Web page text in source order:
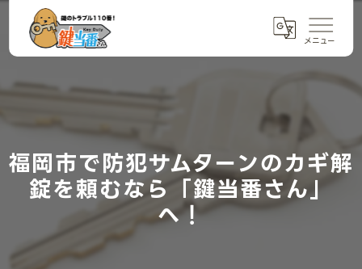
福岡市で防犯サムターンのカギ解
錠を頼むなら「鍵当番さん」
へ！